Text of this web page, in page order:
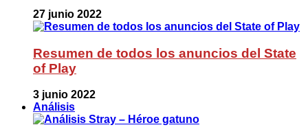
27 junio 2022
Resumen de todos los anuncios del State
of Play
3 junio 2022
Análisis